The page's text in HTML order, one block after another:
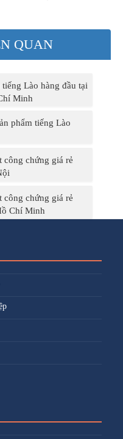
QUAN
Lào hàng đầu tại
Minh
phẩm tiếng Lào
công chứng giá rẻ
công chứng giá rẻ
Chí Minh